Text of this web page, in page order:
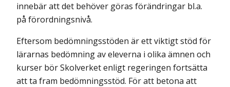
innebär att det behöver göras förändringar bl.a.
på förordningsnivå.
Eftersom bedömningsstöden är ett viktigt stöd för
lärarnas bedömning av eleverna i olika ämnen och
kurser bör Skolverket enligt regeringen fortsätta
att ta fram bedömningsstöd. För att betona att